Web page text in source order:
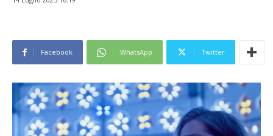
Facebook WhatsApp Twitter